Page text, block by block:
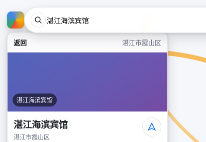
返回 湛江市霞山区
湛江海滨宾馆
湛江海滨宾馆
湛江市霞山区